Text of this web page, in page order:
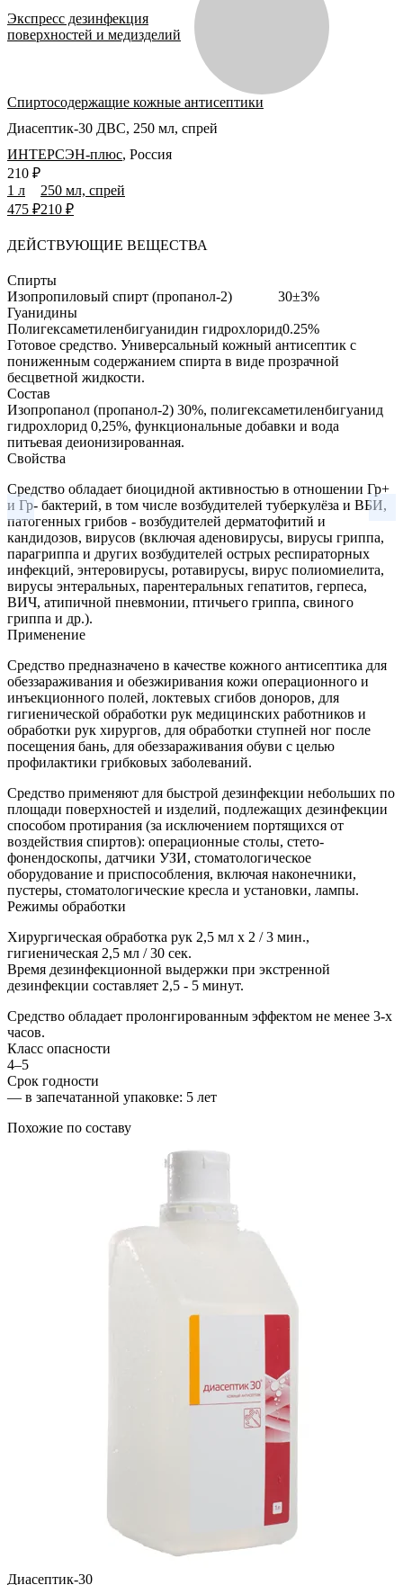
Экспресс дезинфекция
поверхностей и медизделий
Спиртосодержащие кожные антисептики
Диасептик-30 ДВС, 250 мл, спрей
ИНТЕРСЭН-плюс, Россия
1 л
475 ₽
250 мл, спрей
210 ₽
ДЕЙСТВУЮЩИЕ ВЕЩЕСТВА
Спирты
Изопропиловый спирт (пропанол-2)
30±3%
Гуанидины
Полигексаметиленбигуанидин гидрохлорид0.25%
Готовое средство. Универсальный кожный антисептик с
пониженным содержанием спирта в виде прозрачной
бесцветной жидкости.
Состав
Изопропанол (пропанол-2) 30%, полигексаметиленбигуанид
гидрохлорид 0,25%, функциональные добавки и вода
питьевая деионизированная.
Свойства
Средство обладает биоцидной активностью в отношении Гр+
и Гр- бактерий, в том числе возбудителей туберкулёза и ВБИ,
патогенных грибов - возбудителей дерматофитий и
кандидозов, вирусов (включая аденовирусы, вирусы гриппа,
парагриппа и других возбудителей острых респираторных
инфекций, энтеровирусы, ротавирусы, вирус полиомиелита,
вирусы энтеральных, парентеральных гепатитов, герпеса,
ВИЧ, атипичной пневмонии, птичьего гриппа, свиного
гриппа и др.).
Применение
Средство предназначено в качестве кожного антисептика для
обеззараживания и обезжиривания кожи операционного и
инъекционного полей, локтевых сгибов доноров, для
гигиенической обработки рук медицинских работников и
обработки рук хирургов, для обработки ступней ног после
посещения бань, для обеззараживания обуви с целью
профилактики грибковых заболеваний.
Средство применяют для быстрой дезинфекции небольших по
площади поверхностей и изделий, подлежащих дезинфекции
способом протирания (за исключением портящихся от
воздействия спиртов): операционные столы, стето-
фонендоскопы, датчики УЗИ, стоматологическое
оборудование и приспособления, включая наконечники,
пустеры, стоматологические кресла и установки, лампы.
Режимы обработки
Хирургическая обработка рук 2,5 мл х 2 / 3 мин.,
гигиеническая 2,5 мл / 30 сек.
Время дезинфекционной выдержки при экстренной
дезинфекции составляет 2,5 - 5 минут.
Средство обладает пролонгированным эффектом не менее 3-х
часов.
Класс опасности
4–5
Срок годности
— в запечатанной упаковке: 5 лет
210 ₽
Похожие по составу
Диасептик-30